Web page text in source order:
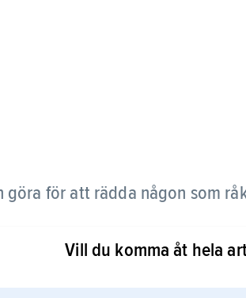
göra för att rädda någon som
att en skada blir värre än
eller annan hjälp ska komma.
Vill du komma åt hela